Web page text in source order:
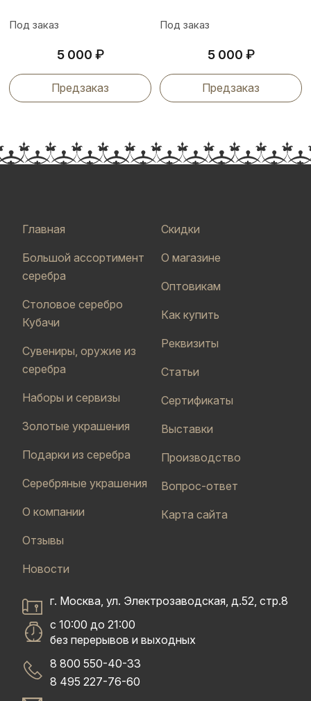
Под заказ
5 000 ₽
Предзаказ
Под заказ
5 000 ₽
Предзаказ
Главная
Большой ассортимент
серебра
Столовое серебро
Кубачи
Сувениры, оружие из
серебра
Наборы и сервизы
Золотые украшения
Подарки из серебра
Серебряные украшения
О компании
Отзывы
Новости
Скидки
О магазине
Оптовикам
Как купить
Реквизиты
Статьи
Сертификаты
Выставки
Производство
Вопрос-ответ
Карта сайта
г. Москва, ул. Электрозаводская, д.52, стр.8
с 10:00 до 21:00
без перерывов и выходных
8 800 550-40-33
8 495 227-76-60